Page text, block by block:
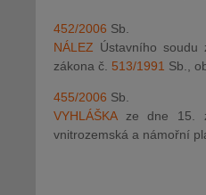
452/2006 Sb.
NÁLEZ Ústavního
zákona č. 513/1991 Sb.,
455/2006 Sb.
VYHLÁŠKAze dne 15.
vnitrozemská a námořní